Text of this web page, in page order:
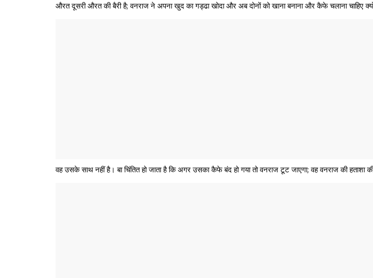
औरत दूसरी औरत की बैरी है; वनराज ने अपना खुद का गड्ढा खोदा और अब दोनों को खाना बनाना और कैफे चलाना चाहिए
वह उसके साथ नहीं है। बा चिंतित हो जाता है कि अगर उसका कैफे बंद हो गया तो वनराज टूट जाएगा; वह वनराज की हताशा